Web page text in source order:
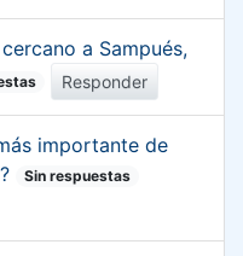
a Sampués,
Responder
importante de
Sin respuestas